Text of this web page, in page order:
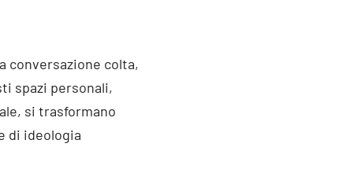
conversazione colta,
spazi personali,
si trasformano
di ideologia